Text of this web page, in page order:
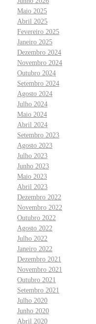
Maio 2025
Abril 2025
Fevereiro 2025
Janeiro 2025
Dezembro 2024
Novembro 2024
Outubro 2024
Setembro 2024
Agosto 2024
Julho 2024
Maio 2024
Abril 2024
Setembro 2023
Agosto 2023
Julho 2023
Junho 2023
Maio 2023
Abril 2023
Dezembro 2022
Novembro 2022
Outubro 2022
Agosto 2022
Julho 2022
Janeiro 2022
Dezembro 2021
Novembro 2021
Outubro 2021
Setembro 2021
Julho 2020
Junho 2020
Abril 2020